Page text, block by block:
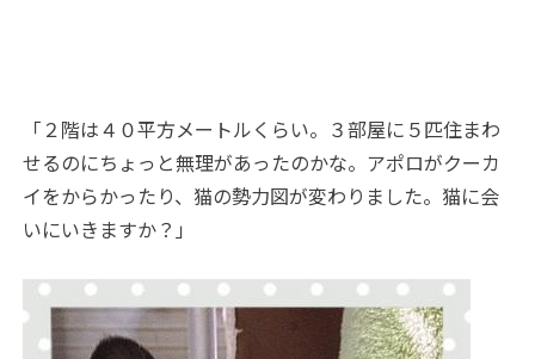
「２階は４０平方メートルくらい。３部屋に５匹住まわ
せるのにちょっと無理があったのかな。アポロがクーカ
イをからかったり、猫の勢力図が変わりました。猫に会
いにいきますか？」